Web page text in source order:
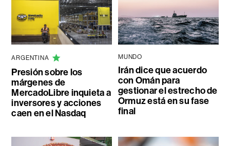
ARGENTINA
Presión sobre los
márgenes de
MercadoLibre inquieta a
inversores y acciones
caen en el Nasdaq
MUNDO
Irán dice que acuerdo
con Omán para
gestionar el estrecho de
Ormuz está en su fase
final